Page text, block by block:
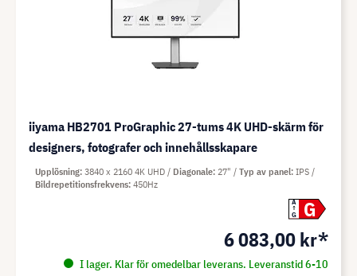
iiyama HB2701 ProGraphic 27-tums 4K UHD-skärm för
designers, fotografer och innehållsskapare
A
G
G
6 083,00 kr*
I lager. Klar för omedelbar leverans. Leveranstid 6-10
Upplösning 3840 x 2160 4K UHD Diagonale 27" Typ av panel IPS
Bildrepetitionsfrekvens 450Hz